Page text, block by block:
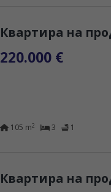
Квартира на
220.000 €
105 m2 3 1
Квартира на